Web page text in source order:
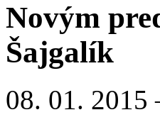
Novým
Šajgalík
08. 01. 2015